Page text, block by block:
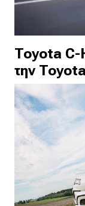
Toyota C-
την